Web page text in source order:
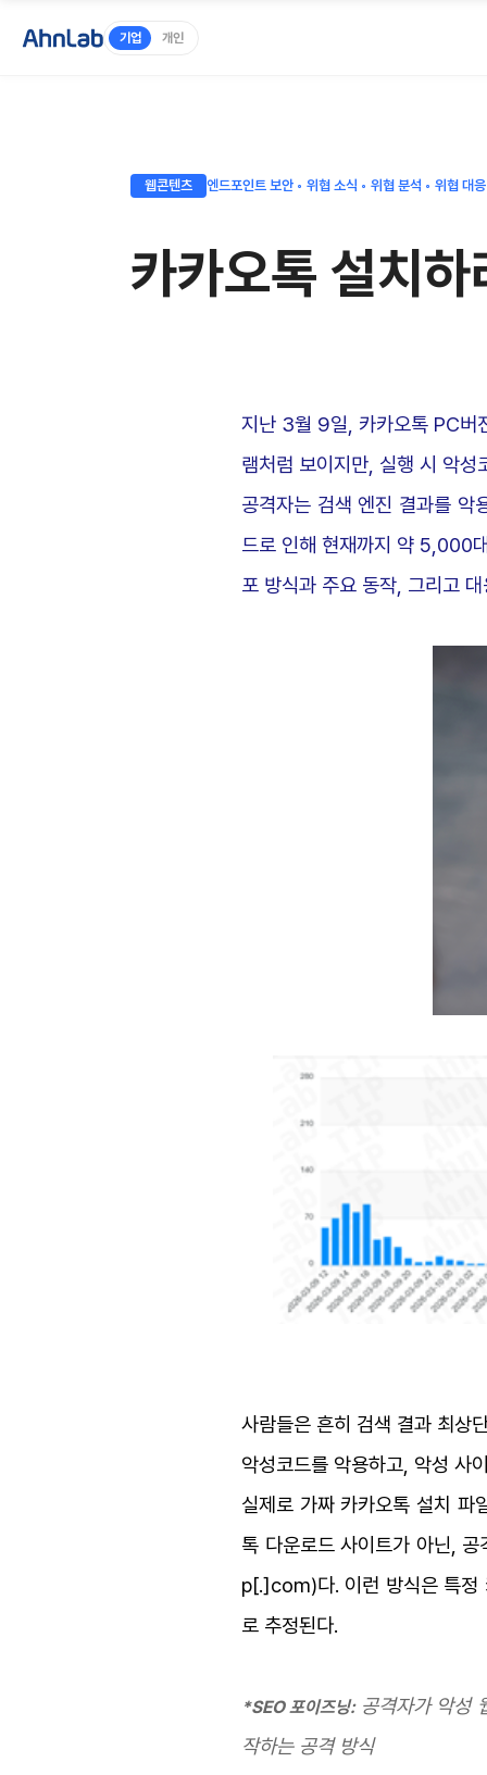
기업 개인
웹콘텐츠 엔드포인트 보안 ◦ 위협 소식 ◦ 위협 분석 ◦ 위협 대응
카카오톡 설치
지난 3월 9일, 카카오톡 PC버
램처럼 보이지만, 실행 시 악성
공격자는 검색 엔진 결과를 악
드로 인해 현재까지 약 5,000
포 방식과 주요 동작, 그리고
사람들은 흔히 검색 결과 최상
악성코드를 악용하고, 악성 사
실제로 가짜 카카오톡 설치 파
톡 다운로드 사이트가 아닌,
p[.]com)다. 이런 방식은 특정
로 추정된다.
*SEO 포이즈닝: 공격자가 악성
작하는 공격 방식